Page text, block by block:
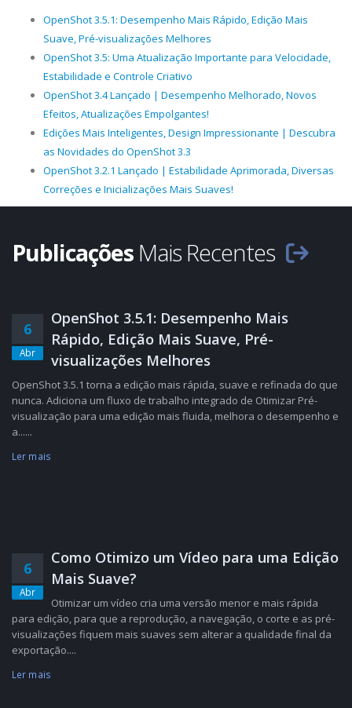
OpenShot 3.5.1: Desempenho Mais Rápido, Edição Mais
Suave, Pré-visualizações Melhores
OpenShot 3.5: Uma Atualização Importante para Velocidade,
Estabilidade e Controle Criativo
OpenShot 3.4 Lançado | Desempenho Melhorado, Novos
Efeitos, Atualizações Empolgantes!
Edições Mais Inteligentes, Design Impressionante | Descubra
as Novidades do OpenShot 3.3
OpenShot 3.2.1 Lançado | Estabilidade Aprimorada, Diversas
Correções e Inicializações Mais Suaves!
Publicações Mais Recentes
6
Abr
OpenShot 3.5.1: Desempenho Mais
Rápido, Edição Mais Suave, Pré-
visualizações Melhores
OpenShot 3.5.1 torna a edição mais rápida, suave e refinada do que
nunca. Adiciona um fluxo de trabalho integrado de Otimizar Pré-
visualização para uma edição mais fluida, melhora o desempenho e
a......
Ler mais
6
Abr
Como Otimizo um Vídeo para uma Edição
Mais Suave?
Otimizar um vídeo cria uma versão menor e mais rápida
para edição, para que a reprodução, a navegação, o corte e as pré-
visualizações fiquem mais suaves sem alterar a qualidade final da
exportação....
Ler mais